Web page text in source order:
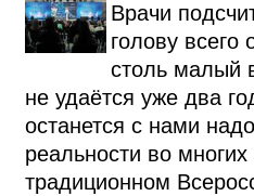
​​​​​​​Врачи
голову
столь малый
не удаётся уже два
останется с нами
реальности во
традиционном